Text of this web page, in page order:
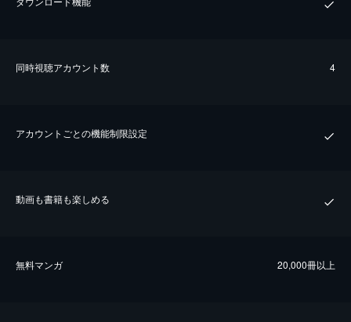
同時視聴アカウント数 4
アカウントごとの機能制限設定
動画も書籍も楽しめる
無料マンガ 20,000冊以上